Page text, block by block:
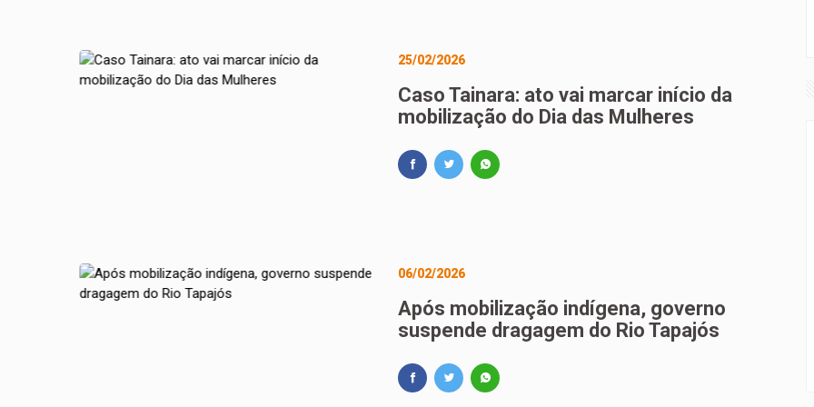
25/02/2026
Caso Tainara: ato vai marcar início da
mobilização do Dia das Mulheres
06/02/2026
Após mobilização indígena, governo
suspende dragagem do Rio Tapajós